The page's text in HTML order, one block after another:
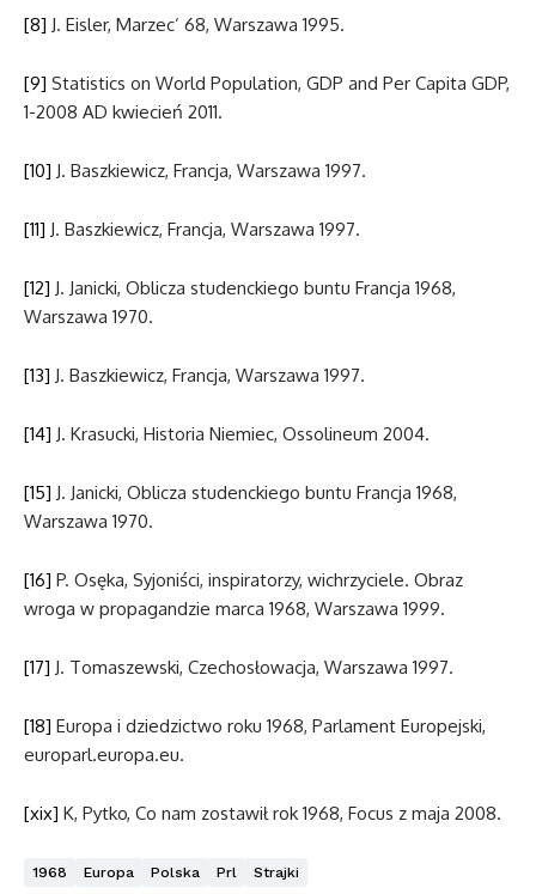
[8] J. Eisler, Marzec’ 68, Warszawa 1995.
[9] Statistics on World Population, GDP and Per Capita GDP,
1-2008 AD kwiecień 2011.
[10] J. Baszkiewicz, Francja, Warszawa 1997.
[11] J. Baszkiewicz, Francja, Warszawa 1997.
[12] J. Janicki, Oblicza studenckiego buntu Francja 1968,
Warszawa 1970.
[13] J. Baszkiewicz, Francja, Warszawa 1997.
[14] J. Krasucki, Historia Niemiec, Ossolineum 2004.
[15] J. Janicki, Oblicza studenckiego buntu Francja 1968,
Warszawa 1970.
[16] P. Osęka, Syjoniści, inspiratorzy, wichrzyciele. Obraz
wroga w propagandzie marca 1968, Warszawa 1999.
[17] J. Tomaszewski, Czechosłowacja, Warszawa 1997.
[18] Europa i dziedzictwo roku 1968, Parlament Europejski,
europarl.europa.eu.
[xix] K, Pytko, Co nam zostawił rok 1968, Focus z maja 2008.
1968 Europa Polska Prl Strajki